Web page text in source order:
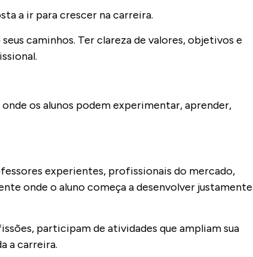
a ir para crescer na carreira.
caminhos. Ter clareza de valores, objetivos e
os alunos podem experimentar, aprender,
experientes, profissionais do mercado,
onde o aluno começa a desenvolver justamente
participam de atividades que ampliam sua
a carreira.